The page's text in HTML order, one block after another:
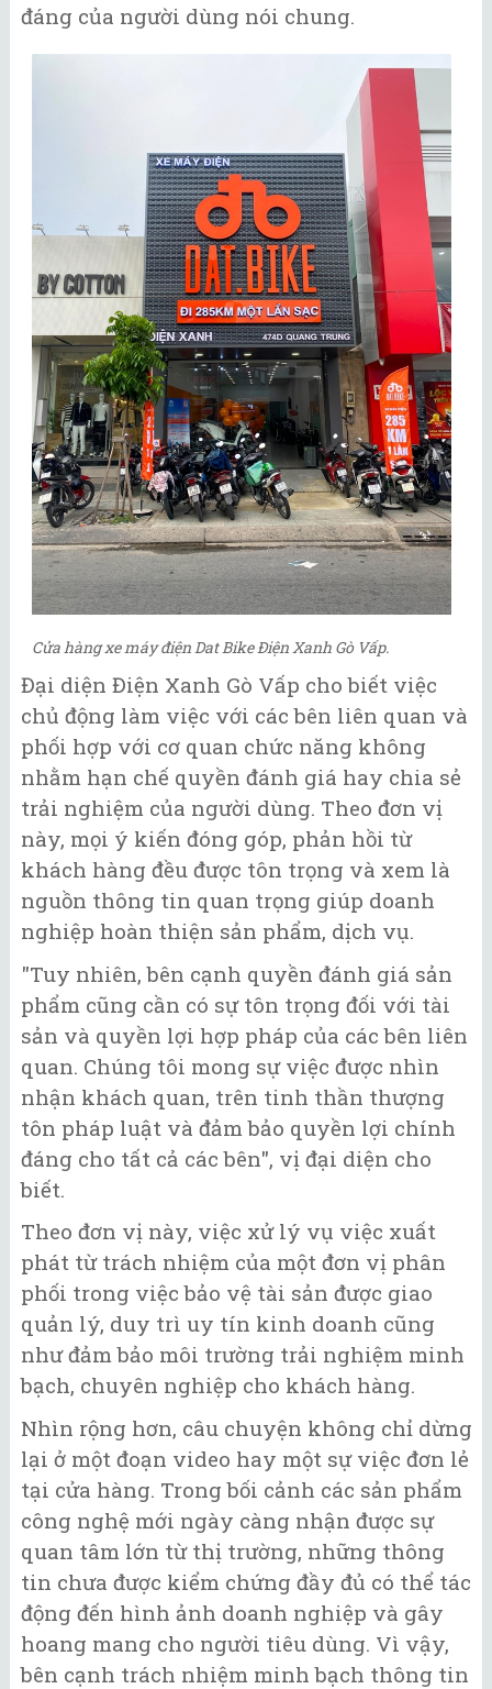
đáng của người dùng nói chung.
Cửa hàng xe máy điện Dat Bike Điện Xanh Gò Vấp.
Đại diện Điện Xanh Gò Vấp cho biết việc
chủ động làm việc với các bên liên quan và
phối hợp với cơ quan chức năng không
nhằm hạn chế quyền đánh giá hay chia sẻ
trải nghiệm của người dùng. Theo đơn vị
này, mọi ý kiến đóng góp, phản hồi từ
khách hàng đều được tôn trọng và xem là
nguồn thông tin quan trọng giúp doanh
nghiệp hoàn thiện sản phẩm, dịch vụ.
"Tuy nhiên, bên cạnh quyền đánh giá sản
phẩm cũng cần có sự tôn trọng đối với tài
sản và quyền lợi hợp pháp của các bên liên
quan. Chúng tôi mong sự việc được nhìn
nhận khách quan, trên tinh thần thượng
tôn pháp luật và đảm bảo quyền lợi chính
đáng cho tất cả các bên", vị đại diện cho
biết.
Theo đơn vị này, việc xử lý vụ việc xuất
phát từ trách nhiệm của một đơn vị phân
phối trong việc bảo vệ tài sản được giao
quản lý, duy trì uy tín kinh doanh cũng
như đảm bảo môi trường trải nghiệm minh
bạch, chuyên nghiệp cho khách hàng.
Nhìn rộng hơn, câu chuyện không chỉ dừng
lại ở một đoạn video hay một sự việc đơn lẻ
tại cửa hàng. Trong bối cảnh các sản phẩm
công nghệ mới ngày càng nhận được sự
quan tâm lớn từ thị trường, những thông
tin chưa được kiểm chứng đầy đủ có thể tác
động đến hình ảnh doanh nghiệp và gây
hoang mang cho người tiêu dùng. Vì vậy,
bên cạnh trách nhiệm minh bạch thông tin